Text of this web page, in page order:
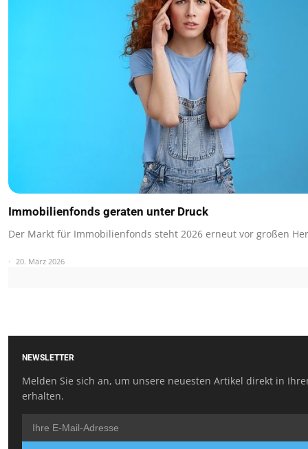
Immobilienfonds geraten unter Druck
Der Markt für Immobilienfonds steht 2026 erneut vor großen
20. März 2026
NEWSLETTER
Melden Sie sich an, um unsere neuesten Artikel direkt in
erhalten.